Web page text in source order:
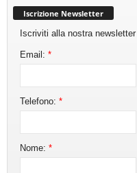
Iscrizione Newsletter
Iscriviti alla nostra newsletter
Email:*
Telefono:*
Nome:*